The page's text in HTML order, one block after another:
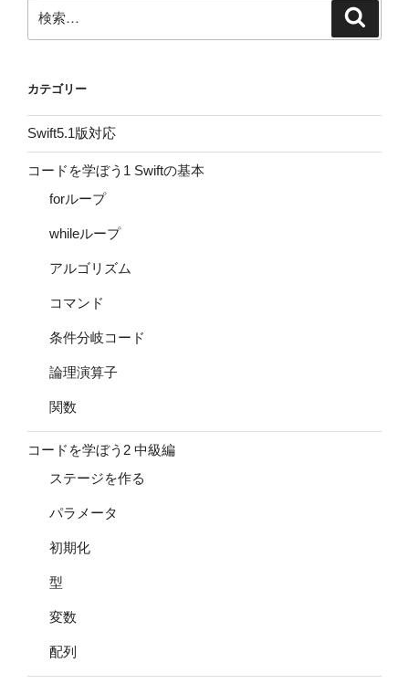
索:
カテゴリー
Swift5.1版対応
コードを学ぼう1 Swiftの基本
forループ
whileループ
アルゴリズム
コマンド
条件分岐コード
論理演算子
関数
コードを学ぼう2 中級編
ステージを作る
パラメータ
初期化
型
変数
配列